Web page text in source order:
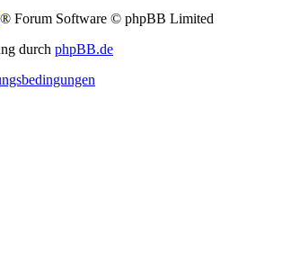
® Forum Software © phpBB Limited
durch phpBB.de